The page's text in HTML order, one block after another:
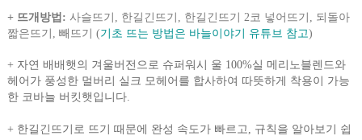
+ 뜨개방법: 사슬뜨기, 한길긴뜨기, 한길긴뜨기 2코 넣어뜨기, 되돌아
짧은뜨기, 빼뜨기
(기초 뜨는 방법은 바늘이야기 유튜브 참고)
+자연 배배햇의 겨울버전으로 슈퍼워시 울 100%실 메리노블렌드와
헤어가 풍성한 멀버리 실크 모헤어를 합사하여 따뜻하게 착용이 가능
한 코바늘 버킷햇입니다.
+ 한길긴뜨기로 뜨기 때문에 완성 속도가 빠르고, 규칙을 알아보기 쉽